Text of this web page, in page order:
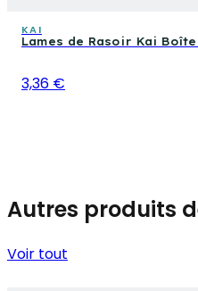
KAI
Lames de Rasoir Kai Boîte
3,36 €
Autres produits
Voir tout